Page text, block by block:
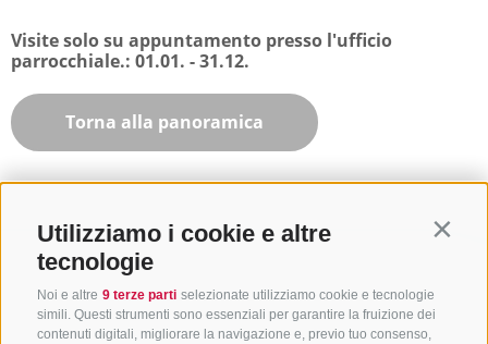
Utilizziamo i cookie e altre
tecnologie
Noi e altre 9 terze parti selezionate utilizziamo cookie e tecnologie
simili. Questi strumenti sono essenziali per garantire la fruizione dei
contenuti digitali, migliorare la navigazione e, previo tuo consenso,
Visite solo su appuntamento presso l'ufficio
parrocchiale.: 01.01. - 31.12.
Torna alla panoramica